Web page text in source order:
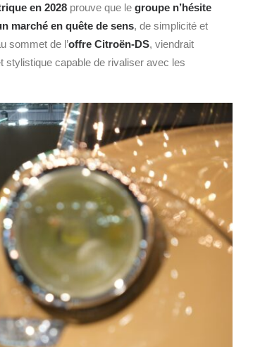
en 2028 prouve que le groupe n’hésite
marché en quête de sens, de simplicité et
sommet de l’offre Citroën‑DS, viendrait
stylistique capable de rivaliser avec les